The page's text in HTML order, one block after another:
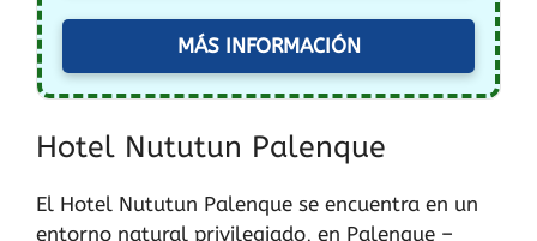
MÁS INFORMACIÓN
Hotel Nututun Palenque
El Hotel Nututun Palenque se encuentra en un
entorno natural privilegiado, en Palenque –